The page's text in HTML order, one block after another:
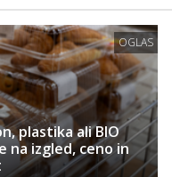
OGLAS
plastika ali BIO
na izgled, ceno in